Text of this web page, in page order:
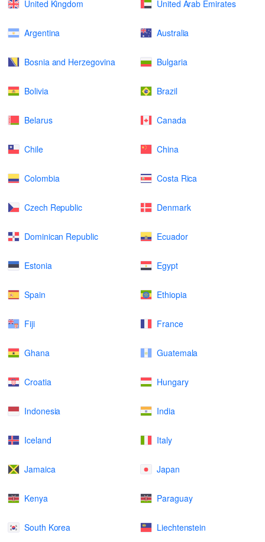
United Kingdom United Arab Emirates
Argentina Australia
Bosnia and Herzegovina Bulgaria
Bolivia Brazil
Belarus Canada
Chile China
Colombia Costa Rica
Czech Republic Denmark
Dominican Republic Ecuador
Estonia Egypt
Spain Ethiopia
Fiji France
Ghana Guatemala
Croatia Hungary
Indonesia India
Iceland Italy
Jamaica Japan
Kenya Paraguay
South Korea Liechtenstein